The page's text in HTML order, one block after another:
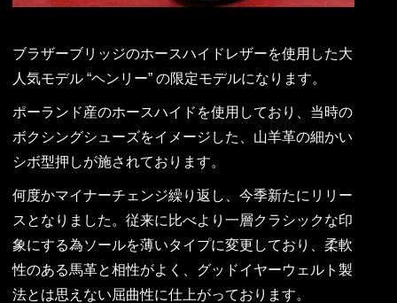
ブラザーブリッジのホースハイドレザーを使用した大
人気モデル “ヘンリー” の限定モデルになります。
ポーランド産のホースハイドを使用しており、当時の
ボクシングシューズをイメージした、山羊革の細かい
シボ型押しが施されております。
何度かマイナーチェンジ繰り返し、今季新たにリリー
スとなりました。従来に比べより一層クラシックな印
象にする為ソールを薄いタイプに変更しており、柔軟
性のある馬革と相性がよく、グッドイヤーウェルト製
法とは思えない屈曲性に仕上がっております。